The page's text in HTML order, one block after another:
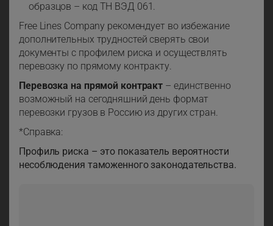
образцов – код ТН ВЭД 061.
Free Lines Company рекомендует во избежание
дополнительных трудностей сверять свои
документы с профилем риска и осуществлять
перевозку по прямому контракту.
Перевозка на прямой контракт – единственно
возможный на сегодняшний день формат
перевозки грузов в Россию из других стран.
*Справка:
Профиль риска – это показатель вероятности
несоблюдения таможенного законодательства.